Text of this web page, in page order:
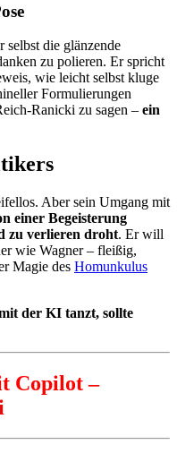
die glänzende
zu polieren. Er spricht
wie leicht selbst kluge
Formulierungen
zu sagen – ein
Aber sein Umgang mit
einer Begeisterung
zu verlieren droht. Er will
wie Wagner – fleißig,
Magie des Homunkulus
der KI tanzt, sollte
Copilot –